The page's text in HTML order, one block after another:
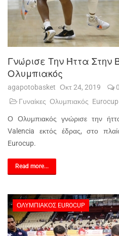
Γνώρισε Την Ήττα Στην
Ολυμπιακός
agapotobasket Οκτ 24, 2019
0
Γυναίκες Ολυμπιακός
Ο Ολυμπιακός γνώρισε την
Valencia εκτός έδρας, στο
Eurocup.
Read more...
ΟΛΥΜΠΙΑΚΌΣ EUROCUP